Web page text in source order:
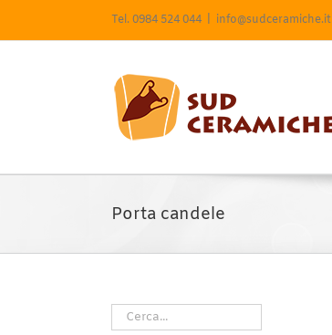
contenuto
Tel. 0984 524 044 info@sudceramiche.it
Porta candele